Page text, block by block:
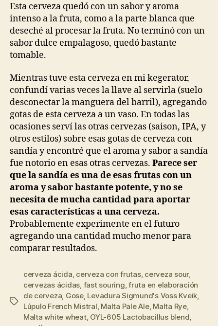
Esta cerveza quedó con un sabor y aroma
intenso a la fruta, como a la parte blanca que
deseché al procesar la fruta. No terminó con un
sabor dulce empalagoso, quedó bastante
tomable.
Mientras tuve esta cerveza en mi kegerator,
confundí varias veces la llave al servirla (suelo
desconectar la manguera del barril), agregando
gotas de esta cerveza a un vaso. En todas las
ocasiones serví las otras cervezas (saison, IPA, y
otros estilos) sobre esas gotas de cerveza con
sandía y encontré que el aroma y sabor a sandía
fue notorio en esas otras cervezas. Parece ser
que la sandía es una de esas frutas con un
aroma y sabor bastante potente, y no se
necesita de mucha cantidad para aportar
esas características a una cerveza.
Probablemente experimente en el futuro
agregando una cantidad mucho menor para
comparar resultados.
Etiquetas
cerveza ácida, cerveza con frutas, cerveza sour,
cervezas ácidas, fast souring,fruta en elaboración
de cerveza, Gose, Levadura Sigmund's Voss Kveik,
Lúpulo French Mistral, Malta Pale Ale, Malta Rye,
Malta white wheat, OYL-605 Lactobacillus blend,